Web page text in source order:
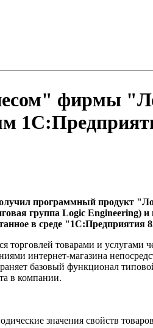
фирмы
программный продукт
группа Logic Engineering) и
в среде "1С:Предприятия
товарами и услугами
интернет-магазина
базовый функционал
в компании.
значения свойств